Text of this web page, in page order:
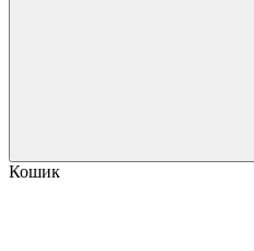
Кошик